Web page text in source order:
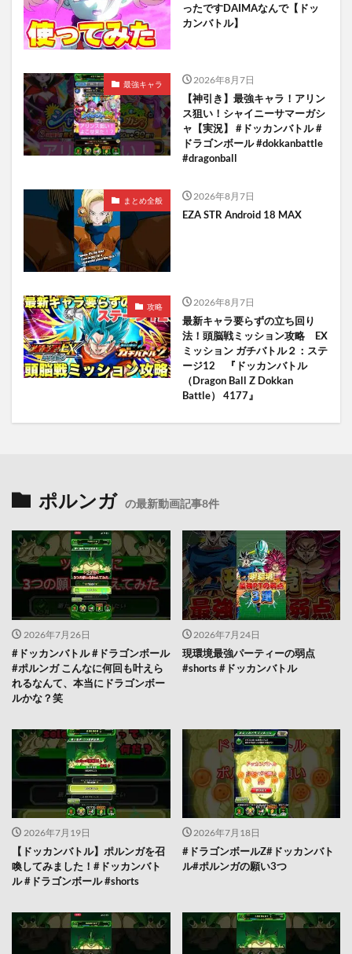
ったですDAIMAなんで【ドッ
カンバトル】
最強キャラ 2026年8月7日
【神引き】最強キャラ！アリン
ス狙い！シャイニーサマーガシ
ャ【実況】 #ドッカンバトル #
ドラゴンボール #dokkanbattle
#dragonball
まとめ全般 2026年8月7日
EZA STR Android 18 MAX
攻略 2026年8月7日
最新キャラ要らずの立ち回り
法！頭脳戦ミッション攻略 EX
ミッション ガチバトル２：ステ
ージ12 『ドッカンバトル
（Dragon Ball Z Dokkan
Battle） 4177』
ポルンガ の最新動画記事8件
2026年7月26日
#ドッカンバトル #ドラゴンボール
#ポルンガ こんなに何回も叶えら
れるなんて、本当にドラゴンボー
ルかな？笑
2026年7月24日
現環境最強パーティーの弱点
#shorts #ドッカンバトル
2026年7月19日
【ドッカンバトル】ポルンガを召
喚してみました！#ドッカンバト
ル #ドラゴンボール #shorts
2026年7月18日
#ドラゴンボールZ#ドッカンバト
ル#ポルンガの願い3つ